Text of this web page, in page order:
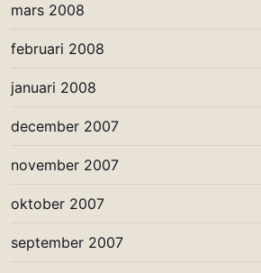
mars 2008
februari 2008
januari 2008
december 2007
november 2007
oktober 2007
september 2007